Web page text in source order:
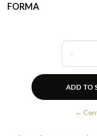
FORMA
-
←